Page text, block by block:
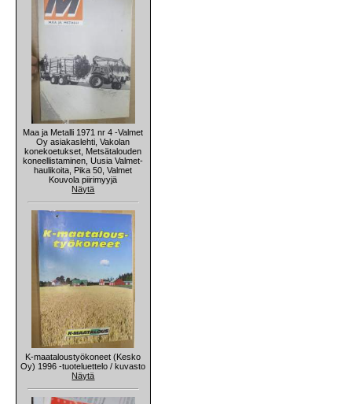
Maa ja Metalli 1971 nr 4 -Valmet
Oy asiakaslehti, Vakolan
konekoetukset, Metsätalouden
koneellistaminen, Uusia Valmet-
haulikoita, Pika 50, Valmet
Kouvola piirimyyjä
Näytä
K-maataloustyökoneet (Kesko
Oy) 1996 -tuoteluettelo / kuvasto
Näytä